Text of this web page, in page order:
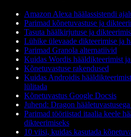
Amazon Alexa häälassistendi
Parimad kõnetuvastuse ja
Tasuta häälkirjutuse ja
Lühike ülevaade dikteerimise ja
Parimad Granola alternatiivid
Kuidas Wordis hääldikteerimist
Kõnetuvastuse rakendused
Kuidas Androidis
lülitada
Kõnetuvastus Google Docsis
Juhend: Dragon
Parimad tööriistad itaalia keele
dikteerimiseks
10 viisi, kuidas kasutada